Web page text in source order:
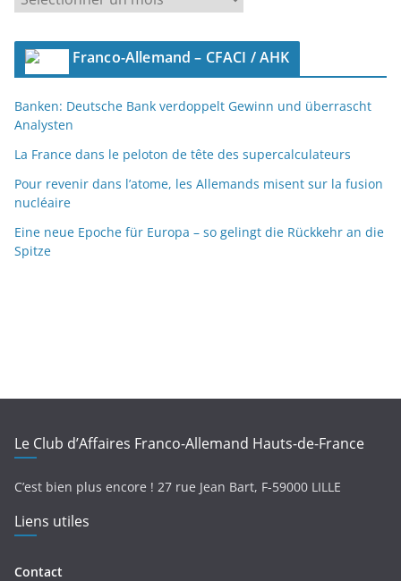
r
c
v
e
s
Franco-Allemand – CFACI / AHK
Banken: Deutsche Bank verdoppelt Gewinn und überrascht
Analysten
La France dans le peloton de tête des supercalculateurs
Pour revenir dans l’atome, les Allemands misent sur la fusion
nucléaire
Eine neue Epoche für Europa – so gelingt die Rückkehr an die
Spitze
Le Club d’Affaires Franco-Allemand Hauts-de-France
C’est bien plus encore ! 27 rue Jean Bart, F-59000 LILLE
Liens utiles
Contact